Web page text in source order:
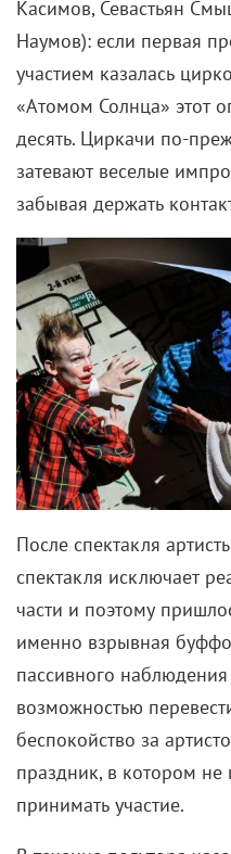
Касимов, Севастьян
Наумов): если первая
участием казалась
«Атомом Солнца» этот
десять. Циркачи по-
затевают веселые
забывая держать
После спектакля
спектакля исключает
части и поэтому
именно взрывная
пассивного
возможностью
беспокойство за
праздник, в котором
принимать участие.